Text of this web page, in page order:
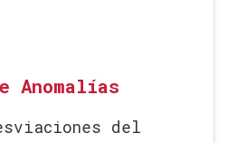
Anomalías
del